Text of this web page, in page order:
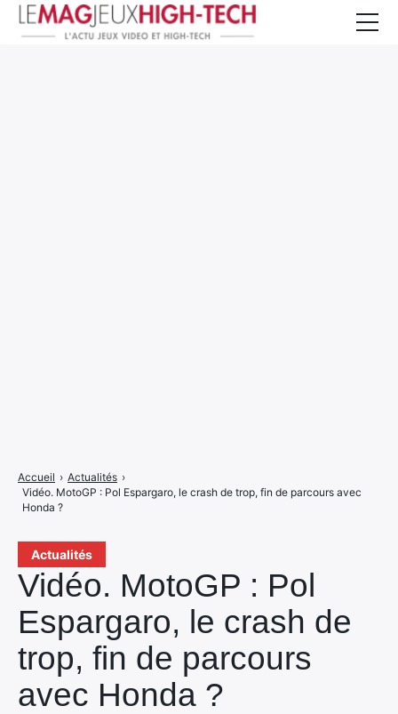
Actualités
Vidéo. MotoGP : Pol
Espargaro, le crash de
trop, fin de parcours
avec Honda ?
Accueil › Actualités ›
Vidéo. MotoGP : Pol Espargaro, le crash de trop, fin de parcours avec
Honda ?